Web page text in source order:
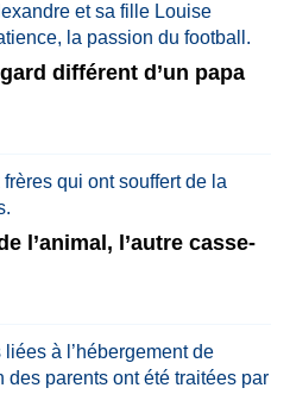
différent d’un papa
l’animal, l’autre casse-